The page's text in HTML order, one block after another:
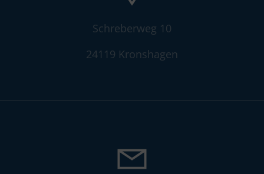
Schreberweg 10
24119 Kronshagen